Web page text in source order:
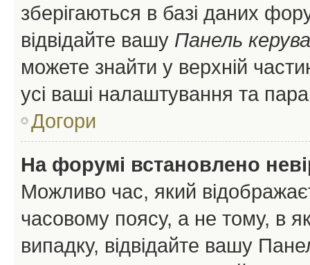
зберігаються в базі даних
відвідайте вашу Панель
можете знайти у верхній
усі ваші налаштування та
Догори
На форумі встановлено
Можливо час, який
часовому поясу, а не тому, в
випадку, відвідайте вашу